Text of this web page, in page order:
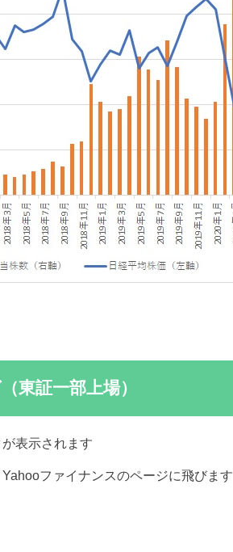
東証一部上場）
表示されます
ファイナンスのページに飛びます